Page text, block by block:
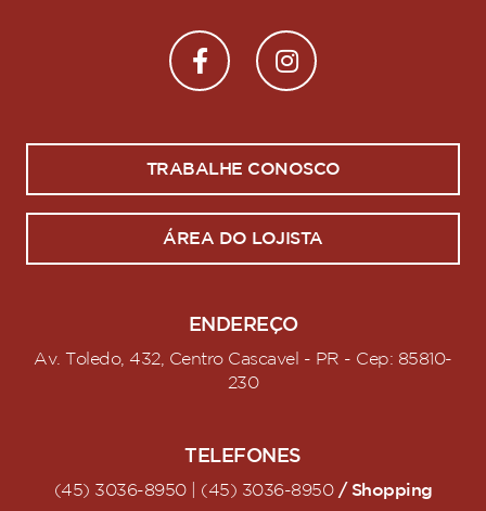
TRABALHE CONOSCO
ÁREA DO LOJISTA
ENDEREÇO
Av. Toledo, 432, Centro Cascavel - PR - Cep: 85810-
230
TELEFONES
(45) 3036-8950 | (45) 3036-8950/ Shopping